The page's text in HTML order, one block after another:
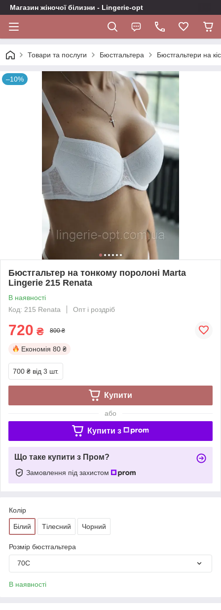
Магазин жіночої білизни - Lingerie-opt
Товари та послуги Бюстгальтера Бюстгальтери на
–10%
Бюстгальтер на тонкому поролоні Marta
Lingerie 215 Renata
В наявності
Код: 215 Renata
Опт і роздріб
720 ₴ 800 ₴
Економія 80 ₴
700 ₴ від 3 шт.
Купити
або
Купити з
Що таке купити з Пром?
Замовлення під захистом
Колір
Білий Тілесний Чорний
Розмір бюстгальтера
70C
В наявності